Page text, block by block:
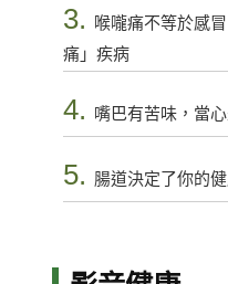
3.
喉嚨痛不等於感
痛」疾病
4. 嘴巴有苦味，當
5. 腸道決定了你的